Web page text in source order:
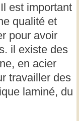
est important
qualité et
pour avoir
il existe des
en acier
travailler des
laminé, du